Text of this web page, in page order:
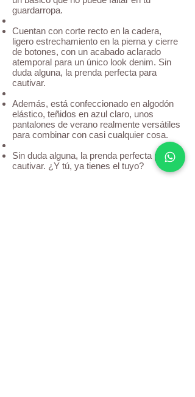
guardarropa.
Cuentan con corte recto en la cadera,
ligero estrechamiento en la pierna y cierre
de botones, con un acabado aclarado
atemporal para un único look denim. Sin
duda alguna, la prenda perfecta para
cautivar.
Además, está confeccionado en algodón
elástico, teñidos en azul claro, unos
pantalones de verano realmente versátiles
para combinar con casi cualquier cosa.
Sin duda alguna, la prenda perfecta para
cautivar. ¿Y tú, ya tienes el tuyo?